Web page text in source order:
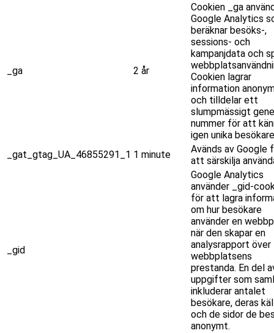
_ga 2 år
Cookien _ga
Google Analytics
beräknar besöks-,
sessions- och
kampanjdata och
Cookien lagrar
information
och tilldelar ett
slumpmässigt
nummer för att
igen unika
_gat_gtag_UA_46855291_1 1 minute
Avänds av Google
att särskilja
_gid
Google Analytics
använder _gid-
för att lagra
om hur besökare
använder en
när den skapar en
analysrapport över
webbplatsens
prestanda. En del
uppgifter som
inkluderar antalet
besökare, deras
och de sidor de
anonymt.